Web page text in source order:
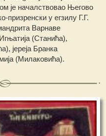
је началствовао Његово
призренски у егзилу Г.Г.
Варнаве
(Станића),
јереја Бранка
(Милаковића).